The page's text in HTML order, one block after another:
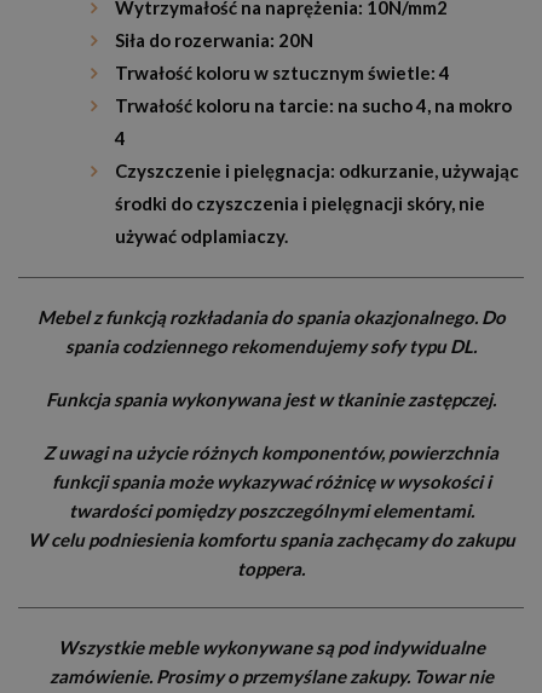
Wytrzymałość na naprężenia: 10N/mm2
Siła do rozerwania: 20N
Trwałość koloru w sztucznym świetle: 4
Trwałość koloru na tarcie: na sucho 4, na mokro
4
Czyszczenie i pielęgnacja: odkurzanie, używając
środki do czyszczenia i pielęgnacji skóry, nie
używać odplamiaczy.
Mebel z funkcją rozkładania do spania okazjonalnego. Do
spania codziennego rekomendujemy sofy typu DL.
Funkcja spania wykonywana jest w tkaninie zastępczej.
Z uwagi na użycie różnych komponentów, powierzchnia
funkcji spania może wykazywać różnicę w wysokości i
twardości pomiędzy poszczególnymi elementami.
W celu podniesienia komfortu spania zachęcamy do zakupu
toppera.
Wszystkie meble wykonywane są pod indywidualne
zamówienie. Prosimy o przemyślane zakupy. Towar nie